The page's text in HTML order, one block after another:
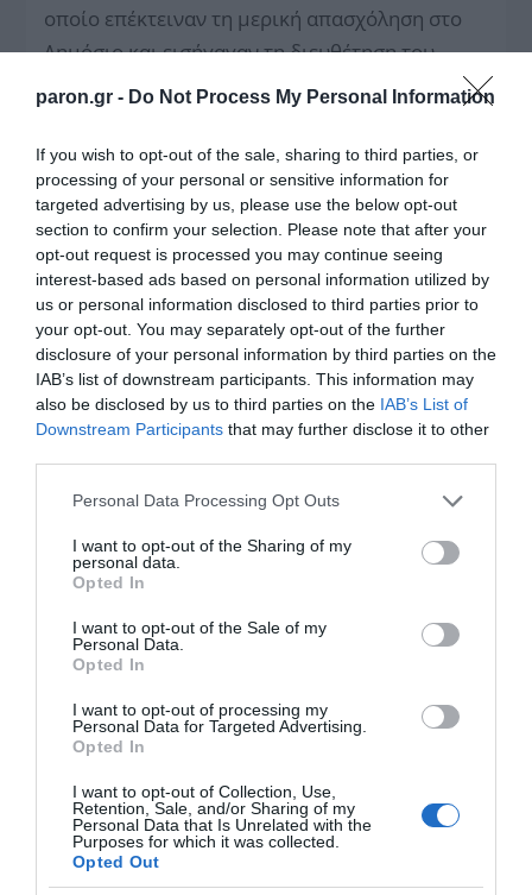
paron.gr - Do Not Process My Personal Information
If you wish to opt-out of the sale, sharing to third parties, or
processing of your personal or sensitive information for
targeted advertising by us, please use the below opt-out
section to confirm your selection. Please note that after your
opt-out request is processed you may continue seeing
interest-based ads based on personal information utilized by
us or personal information disclosed to third parties prior to
your opt-out. You may separately opt-out of the further
disclosure of your personal information by third parties on the
IAB’s list of downstream participants. This information may
also be disclosed by us to third parties on the IAB’s List of
Downstream Participants that may further disclose it to other
Please note that this website/app uses one or more Google
not limited to your visit or usage behaviour. You may click to
grant or deny consent to Google and its third-party tags to
use your data for below specified purposes in below Google
consent section.
Personal Data Processing Opt Outs
I want to opt-out of the Sharing of my
personal data.
Opted In
I want to opt-out of the Sale of my
Personal Data.
Opted In
I want to opt-out of processing my
Personal Data for Targeted Advertising.
Opted In
I want to opt-out of Collection, Use,
Retention, Sale, and/or Sharing of my
Personal Data that Is Unrelated with the
Purposes for which it was collected.
Opted Out
οποίο επέκτειναν τη μερική απασχόληση στο
Δημόσιο και εισήγαγαν τη διευθέτηση του
συνολικού εργάσιμου χρόνου με συλλογικές
διαφορετικά οι εργαζόμενοι θα οδηγούνταν σε
υποχρεωτική και μονομερή διευθέτηση των
εργασιακών σχέσεών τους από τους εργοδότες.
Αυτό, δηλαδή, που πάει να κάνει τώρα η
κυβέρνηση, έχοντας το ΠΑΣΟΚ απέναντί της να
την κατηγορεί για «ταξική» πολιτική…
Δεν υπάρχει μυαλό;
Ακόμα δεν ανέλαβε καλά καλά τα καθήκοντά
του το νέο διοικητικό συμβούλιο της Ένωσης
Τέως Βουλευτών και το πρώτο θέμα με το
οποίο βρήκε να ασχοληθεί είναι η πειθαρχική
δίωξη μελών του με το αιτιολογικό -άκουσον
της τελευταίας γενικής συνέλευσης, η οποία το
ανέδειξε. Το γεγονός είναι θλιβερό, αν σκεφτεί
κανείς ότι αυτοί οι άνθρωποι υπήρξαν
εκφραστές της λαϊκής κυριαρχίας, και ιδιαίτερα
οποία όλες οι διοικήσεις μέχρι σήμερα
εφύλαξαν ως κόρη οφθαλμού.